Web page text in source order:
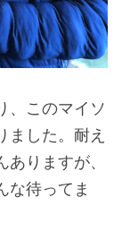
、このマイソ
ました。耐え
りますが、
な待ってま